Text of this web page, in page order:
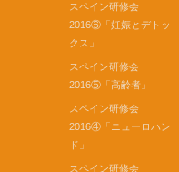
スペイン研修会
2016⑥「妊娠とデトッ
クス」
スペイン研修会
2016⑤「高齢者」
スペイン研修会
2016④「ニューロハン
ド」
スペイン研修会